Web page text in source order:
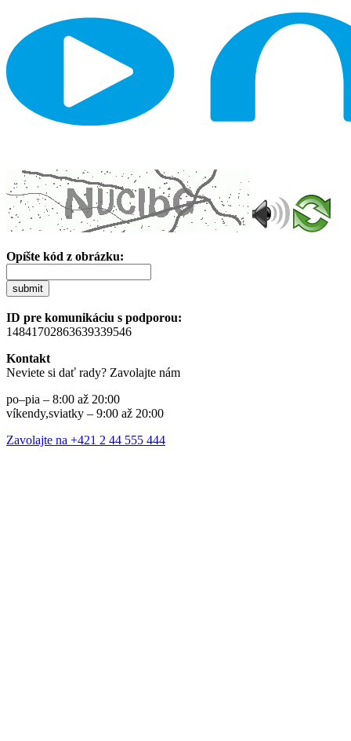
Opíšte kód z obrázku:
submit
ID pre komunikáciu s podporou:
14841702863639339546
Kontakt
Neviete si dať rady? Zavolajte nám
po–pia – 8:00 až 20:00
víkendy,sviatky – 9:00 až 20:00
Zavolajte na +421 2 44 555 444